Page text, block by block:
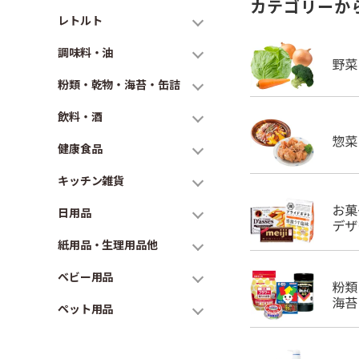
レトルト
調味料・油
粉類・乾物・海苔・缶詰
飲料・酒
健康食品
キッチン雑貨
日用品
紙用品・生理用品他
ベビー用品
ペット用品
カテゴリーか